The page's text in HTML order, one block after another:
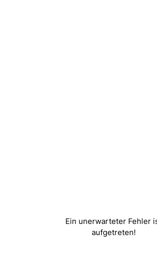
Ein unerwarteter Fehler
aufgetreten!